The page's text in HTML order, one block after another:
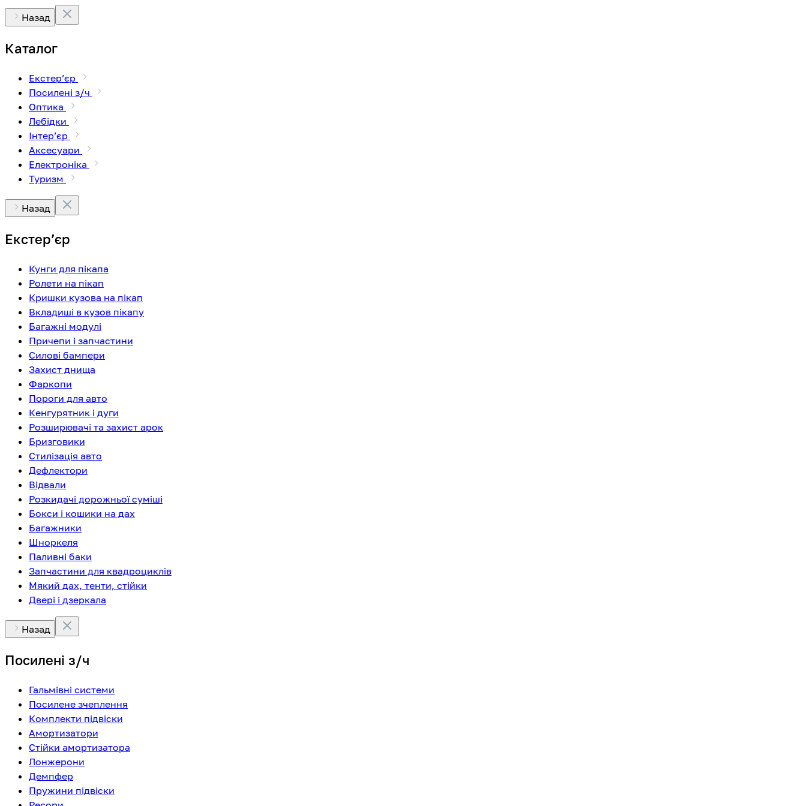
Назад
Каталог
Екстерʼєр
Посилені з/ч
Оптика
Лебідки
Інтерʼєр
Аксесуари
Електроніка
Туризм
Назад
Екстерʼєр
Кунги для пікапа
Ролети на пікап
Кришки кузова на пікап
Вкладиші в кузов пікапу
Багажні модулі
Причепи і запчастини
Силові бампери
Захист днища
Фаркопи
Пороги для авто
Кенгурятник і дуги
Розширювачі та захист арок
Бризговики
Стилізація авто
Дефлектори
Відвали
Розкидачі дорожньої суміші
Бокси і кошики на дах
Багажники
Шноркеля
Паливні баки
Запчастини для квадроциклів
Мякий дах, тенти, стійки
Двері і дзеркала
Назад
Посилені з/ч
Гальмівні системи
Посилене зчеплення
Комплекти підвіски
Амортизатори
Стійки амортизатора
Лонжерони
Демпфер
Пружини підвіски